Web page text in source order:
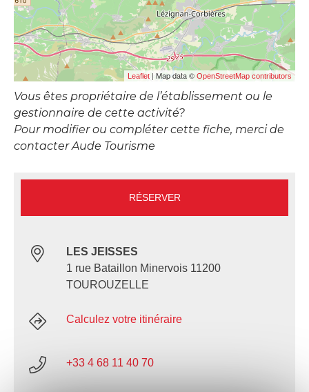
Leaflet | Map data © OpenStreetMap contributors
Vous êtes propriétaire de l’établissement ou le
gestionnaire de cette activité?
Pour modifier ou compléter cette fiche, merci de
contacter Aude Tourisme
RÉSERVER
LES JEISSES
1 rue Bataillon Minervois 11200
TOUROUZELLE
Calculez votre itinéraire
+33 4 68 11 40 70